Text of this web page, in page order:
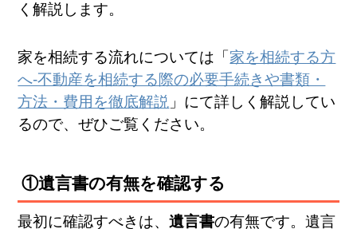
く解説します。
家を相続する流れについては「 家を相続する方
へ-不動産を相続する際の必要手続きや書類・
方法・費用を徹底解説 」にて詳しく解説してい
るので、ぜひご覧ください。
①遺言書の有無を確認する
最初に確認すべきは、遺言書の有無です。遺言